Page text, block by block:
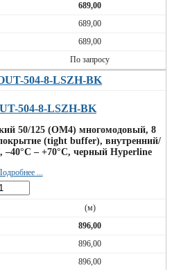
689,00
689,00
689,00
По запросу
504-8-LSZH-BK
50/125 (OM4) многомодовый, 8
(tight buffer), внутренний/
– +70°C, черный Hyperline
...
(м)
896,00
896,00
896,00